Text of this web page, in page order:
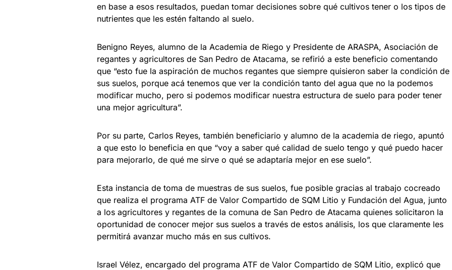
en base a esos resultados, puedan tomar decisiones sobre qué cultivos tener o los tipos de
nutrientes que les estén faltando al suelo.
Benigno Reyes, alumno de la Academia de Riego y Presidente de ARASPA, Asociación de
regantes y agricultores de San Pedro de Atacama, se refirió a este beneficio comentando
que “esto fue la aspiración de muchos regantes que siempre quisieron saber la condición de
sus suelos, porque acá tenemos que ver la condición tanto del agua que no la podemos
modificar mucho, pero si podemos modificar nuestra estructura de suelo para poder tener
una mejor agricultura”.
Por su parte, Carlos Reyes, también beneficiario y alumno de la academia de riego, apuntó
a que esto lo beneficia en que “voy a saber qué calidad de suelo tengo y qué puedo hacer
para mejorarlo, de qué me sirve o qué se adaptaría mejor en ese suelo”.
Esta instancia de toma de muestras de sus suelos, fue posible gracias al trabajo cocreado
que realiza el programa ATF de Valor Compartido de SQM Litio y Fundación del Agua, junto
a los agricultores y regantes de la comuna de San Pedro de Atacama quienes solicitaron la
oportunidad de conocer mejor sus suelos a través de estos análisis, los que claramente les
permitirá avanzar mucho más en sus cultivos.
Israel Vélez, encargado del programa ATF de Valor Compartido de SQM Litio, explicó que